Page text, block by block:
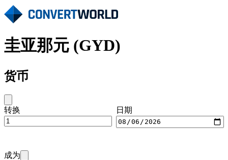
圭亚那元 (GYD)
货币
转换 日期
成为